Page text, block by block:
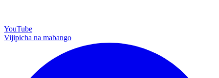
YouTube
Vijipicha na mabango